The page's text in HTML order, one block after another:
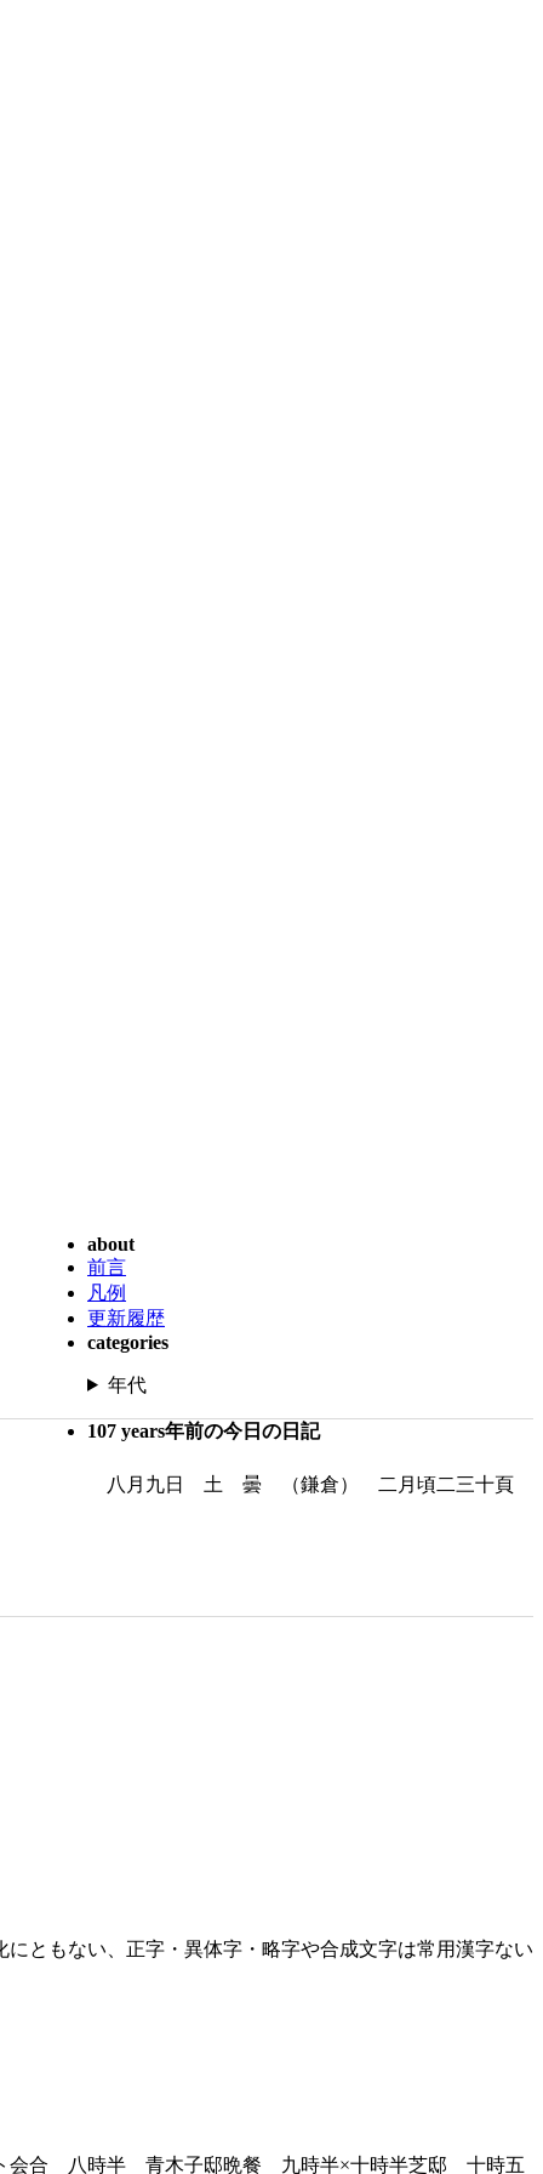
about
前言
凡例
更新履歴
categories
年代
107 years年前の今日の日記
八月九日 土 曇 （鎌倉） 二月頃二三十頁
ともない、正字・異体字・略字や合成文字は常用漢字ない
合 八時半 青木子邸晩餐 九時半×十時半芝邸 十時五